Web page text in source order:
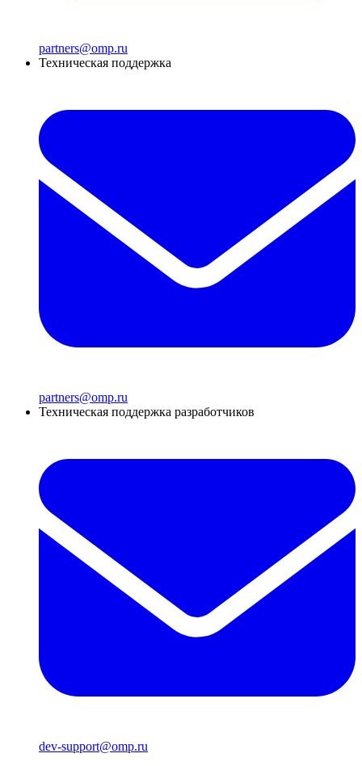
partners@omp.ru
Техническая поддержка
partners@omp.ru
Техническая поддержка разработчиков
dev-support@omp.ru